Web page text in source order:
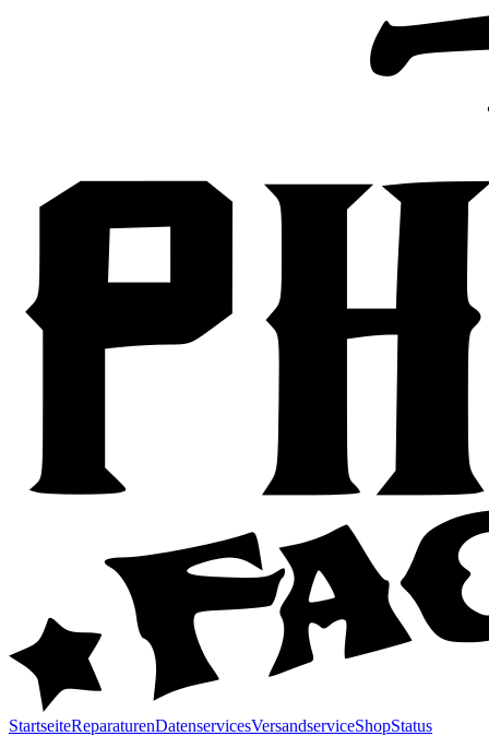
StartseiteReparaturenDatenservicesVersandserviceShopStatus